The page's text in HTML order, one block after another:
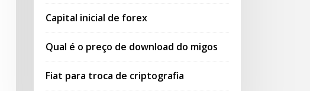
Capital inicial de forex
Qual é o preço de download do migos
Fiat para troca de criptografia